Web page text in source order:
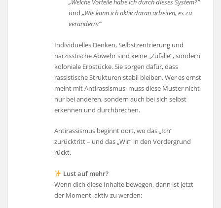
„Welche Vorteile habe ich durch dieses System?“
und„Wie kann ich aktiv daran arbeiten, es zu
verändern?“
Individuelles Denken, Selbstzentrierung und
narzisstische Abwehr sind keine „Zufälle“, sondern
koloniale Erbstücke. Sie sorgen dafür, dass
rassistische Strukturen stabil bleiben. Wer es ernst
meint mit Antirassismus, muss diese Muster nicht
nur bei anderen, sondern auch bei sich selbst
erkennen und durchbrechen.
Antirassismus beginnt dort, wo das „Ich“
zurücktritt – und das „Wir“ in den Vordergrund
rückt.
Lust auf mehr?
Wenn dich diese Inhalte bewegen, dann ist jetzt
der Moment, aktiv zu werden: